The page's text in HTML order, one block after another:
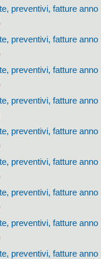
preventivi, fatture anno
preventivi, fatture anno
preventivi, fatture anno
preventivi, fatture anno
preventivi, fatture anno
preventivi, fatture anno
preventivi, fatture anno
preventivi, fatture anno
preventivi, fatture anno